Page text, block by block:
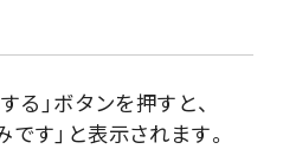
る」ボタンを押すと、
です」と表示されます。